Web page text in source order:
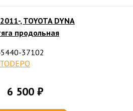
, TOYOTA DYNA
продольная
37102
6 500 ₽